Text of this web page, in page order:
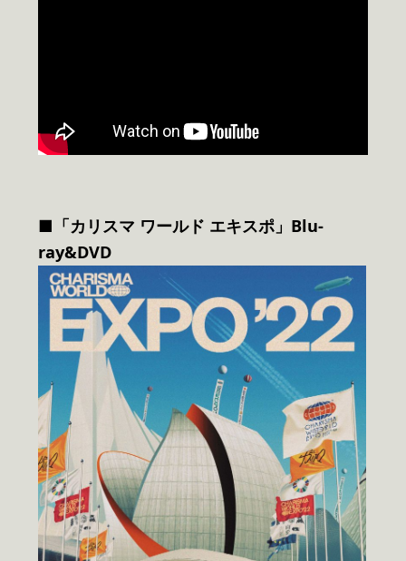
■「カリスマ ワールド エキスポ」Blu-
ray&DVD